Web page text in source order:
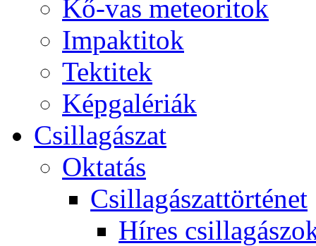
Kő-vas me­te­o­ri­tok
Imp­ak­ti­tok
Tek­ti­tek
Kép­ga­lé­ri­ák
Csil­la­gá­szat
Ok­ta­tás
Csil­la­gá­szat­tör­té­net
Hí­res